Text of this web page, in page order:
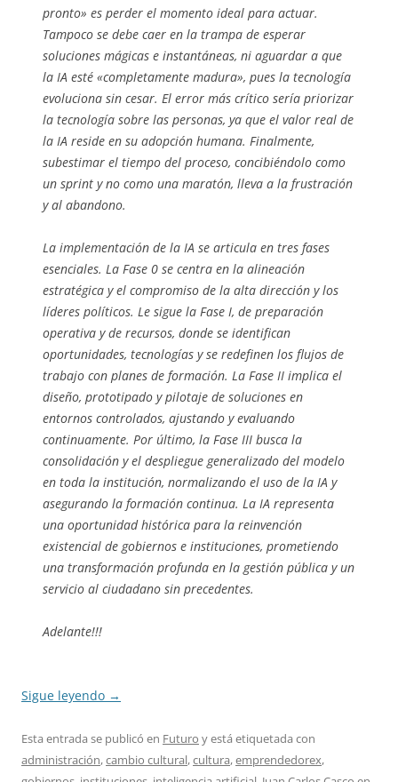
pronto» es perder el momento ideal para actuar.
Tampoco se debe caer en la trampa de esperar
soluciones mágicas e instantáneas, ni aguardar a que
la IA esté «completamente madura», pues la tecnología
evoluciona sin cesar. El error más crítico sería priorizar
la tecnología sobre las personas, ya que el valor real de
la IA reside en su adopción humana. Finalmente,
subestimar el tiempo del proceso, concibiéndolo como
un sprint y no como una maratón, lleva a la frustración
y al abandono.
La implementación de la IA se articula en tres fases
esenciales. La Fase 0 se centra en la alineación
estratégica y el compromiso de la alta dirección y los
líderes políticos. Le sigue la Fase I, de preparación
operativa y de recursos, donde se identifican
oportunidades, tecnologías y se redefinen los flujos de
trabajo con planes de formación. La Fase II implica el
diseño, prototipado y pilotaje de soluciones en
entornos controlados, ajustando y evaluando
continuamente. Por último, la Fase III busca la
consolidación y el despliegue generalizado del modelo
en toda la institución, normalizando el uso de la IA y
asegurando la formación continua. La IA representa
una oportunidad histórica para la reinvención
existencial de gobiernos e instituciones, prometiendo
una transformación profunda en la gestión pública y un
servicio al ciudadano sin precedentes.
Adelante!!!
Sigue leyendo →
Esta entrada se publicó en Futuro y está etiquetada con
administración,cambio cultural,cultura,emprendedorex,